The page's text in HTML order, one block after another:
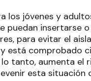
los jóvenes y
puedan insertarse
para evitar el
está comprobado
lo tanto, aumenta el
esta situación